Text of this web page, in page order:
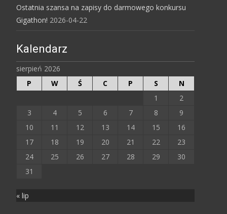
Ostatnia szansa na zapisy do darmowego konkursu
Gigathon! 2026-04-22
Kalendarz
sierpień 2026
P
W Ś C P S
N
1
2
3
4 5 6 7 8
9
10
11 12 13 14 15
16
17
18 19 20 21 22
23
24
25 26 27 28 29
30
31
« lip